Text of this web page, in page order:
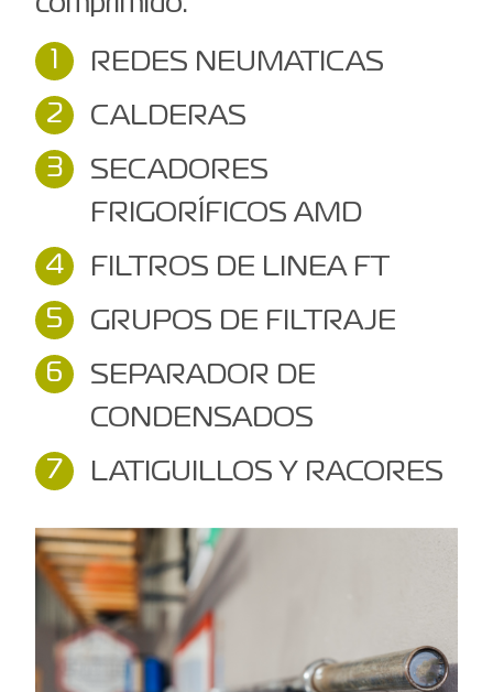
REDES NEUMATICAS
CALDERAS
SECADORES
FRIGORÍFICOS AMD
FILTROS DE LINEA FT
GRUPOS DE FILTRAJE
SEPARADOR DE
CONDENSADOS
LATIGUILLOS Y RACORES